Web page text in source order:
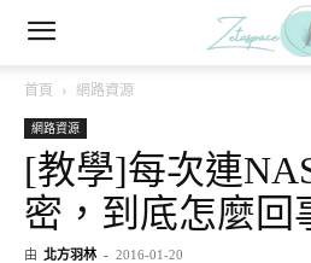
首頁 網路資源
網路資源
[教學]每次連
密，到底怎麼回
由 北方羽林 - 2016-01-20